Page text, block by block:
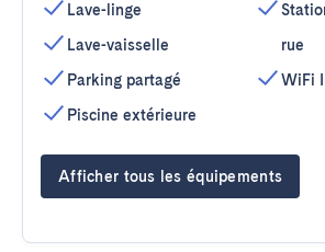
Lave-linge
Lave-vaisselle
Parking partagé
Piscine extérieure
rue
WiFi
Afficher tous les équipements